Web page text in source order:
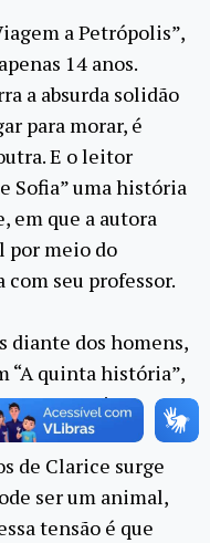
a Petrópolis”,
14 anos.
a absurda solidão
para morar, é
E o leitor
Sofia” uma história
em que a autora
por meio do
seu professor.
diante dos homens,
“A quinta história”,
estrangeira”.
Romano de
de Clarice surge
ser um animal,
tensão é que